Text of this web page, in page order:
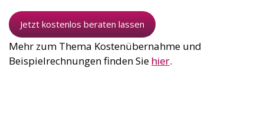
Jetzt kostenlos beraten lassen
Mehr zum Thema Kostenübernahme und
Beispielrechnungen finden Sie hier.